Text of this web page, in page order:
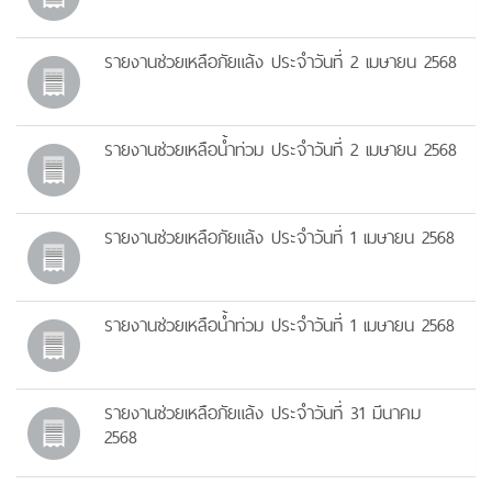
รายงานช่วยเหลือภัยแล้ง ประจำวันที่ 2 เมษายน 2568
รายงานช่วยเหลือน้ำท่วม ประจำวันที่ 2 เมษายน 2568
รายงานช่วยเหลือภัยแล้ง ประจำวันที่ 1 เมษายน 2568
รายงานช่วยเหลือน้ำท่วม ประจำวันที่ 1 เมษายน 2568
รายงานช่วยเหลือภัยแล้ง ประจำวันที่ 31 มีนาคม
2568